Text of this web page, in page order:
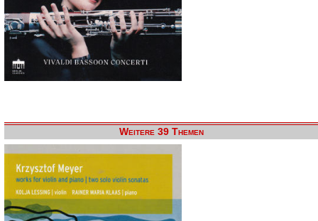
Weitere 39 Themen